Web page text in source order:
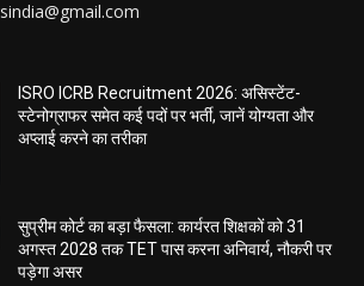
ISRO ICRB Recruitment 2026: असिस्टेंट-
स्टेनोग्राफर समेत कई पदों पर भर्ती, जानें योग्यता और
अप्लाई करने का तरीका
सुप्रीम कोर्ट का बड़ा फैसला: कार्यरत शिक्षकों को 31
अगस्त 2028 तक TET पास करना अनिवार्य, नौकरी पर
पड़ेगा असर